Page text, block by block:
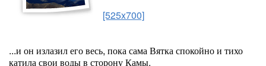
[525x700]
...и он излазил его весь, пока сама Вятка спокойно и тихо
катила свои воды в сторону Камы.